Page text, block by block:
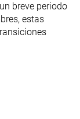
breve periodo
estas